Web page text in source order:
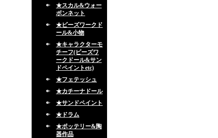
★スカル&ウォー
ボンネット
★ビーズワークド
ール&小物
★キャラクターモ
チーフ(ビーズワ
ークドール&サン
ドペイントetc)
★フェテッシュ
★カチーナドール
★サンドペイント
★ドラム
★ポッテリー&陶
器作品